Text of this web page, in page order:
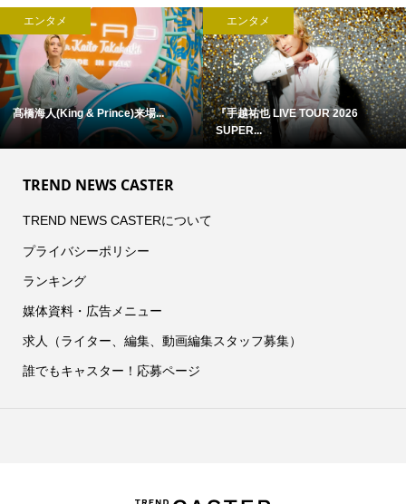
エンタメ
浜田省吾 『ON THE ROAD 1988』
エンタメ
アン・ハサウェイ×ユアン・マクレ...
TREND NEWS CASTER
TREND NEWS CASTERについて
プライバシーポリシー
ランキング
媒体資料・広告メニュー
求人（ライター、編集、動画編集スタッフ募集）
誰でもキャスター！応募ページ